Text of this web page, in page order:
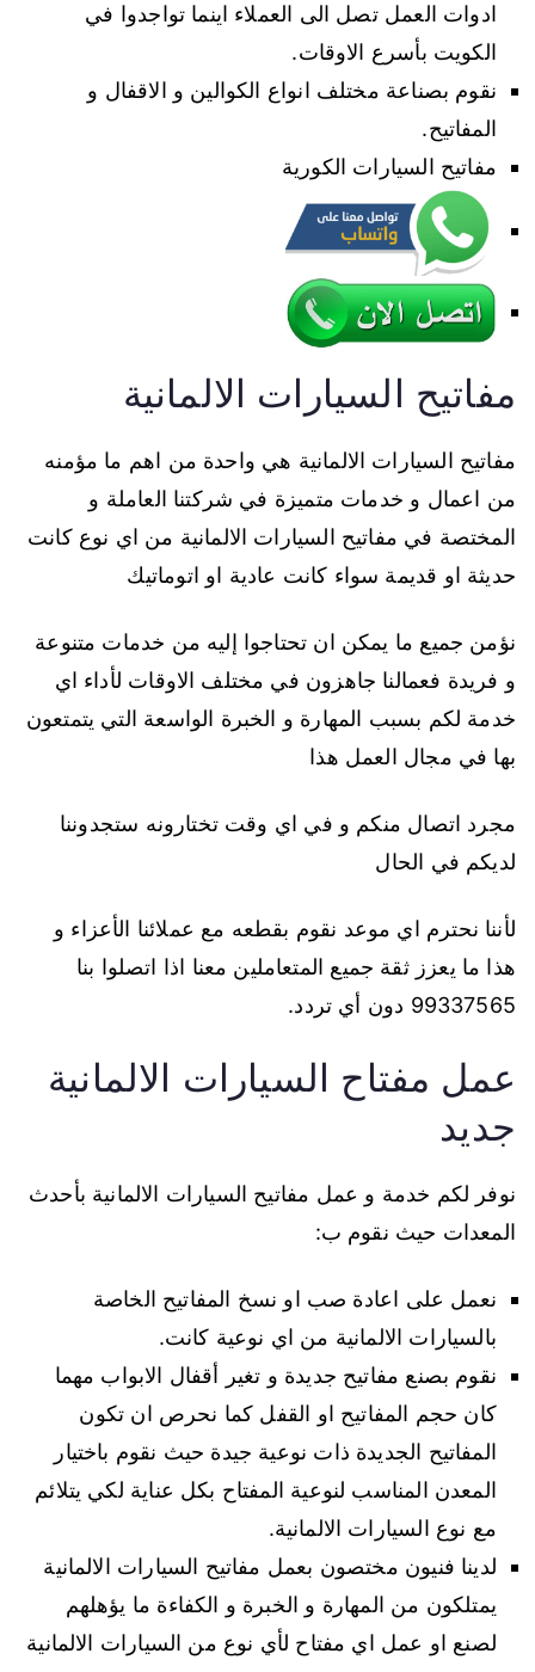
ادوات العمل تصل الى العملاء اينما تواجدوا في
الكويت بأسرع الاوقات.
نقوم بصناعة مختلف انواع الكوالين و الاقفال و
المفاتيح.
مفاتيح السيارات الكورية
مفاتيح السيارات الالمانية
مفاتيح السيارات الالمانية هي واحدة من اهم ما مؤمنه
من اعمال و خدمات متميزة في شركتنا العاملة و
المختصة في مفاتيح السيارات الالمانية من اي نوع كانت
حديثة او قديمة سواء كانت عادية او اتوماتيك
نؤمن جميع ما يمكن ان تحتاجوا إليه من خدمات متنوعة
و فريدة فعمالنا جاهزون في مختلف الاوقات لأداء اي
خدمة لكم بسبب المهارة و الخبرة الواسعة التي يتمتعون
بها في مجال العمل هذا
مجرد اتصال منكم و في اي وقت تختارونه ستجدوننا
لديكم في الحال
لأننا نحترم اي موعد نقوم بقطعه مع عملائنا الأعزاء و
هذا ما يعزز ثقة جميع المتعاملين معنا اذا اتصلوا بنا
99337565 دون أي تردد.
عمل مفتاح السيارات الالمانية
جديد
نوفر لكم خدمة و عمل مفاتيح السيارات الالمانية بأحدث
المعدات حيث نقوم ب:
نعمل على اعادة صب او نسخ المفاتيح الخاصة
بالسيارات الالمانية من اي نوعية كانت.
نقوم بصنع مفاتيح جديدة و تغير أقفال الابواب مهما
كان حجم المفاتيح او القفل كما نحرص ان تكون
المفاتيح الجديدة ذات نوعية جيدة حيث نقوم باختيار
المعدن المناسب لنوعية المفتاح بكل عناية لكي يتلائم
مع نوع السيارات الالمانية.
لدينا فنيون مختصون بعمل مفاتيح السيارات الالمانية
يمتلكون من المهارة و الخبرة و الكفاءة ما يؤهلهم
لصنع او عمل اي مفتاح لأي نوع من السيارات الالمانية